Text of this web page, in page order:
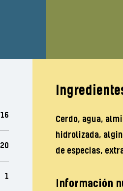
16
20
1
Cerdo, agua,
hidrolizada,
de especias,
Información